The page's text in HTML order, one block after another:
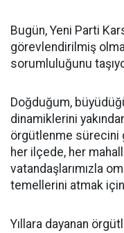
Bugün, Yeni Parti
görevlendirilmiş
sorumluluğunu
Doğduğum,
dinamiklerini
örgütlenme sürecini
her ilçede, her
vatandaşlarımızla
temellerini atmak için
Yıllara dayanan